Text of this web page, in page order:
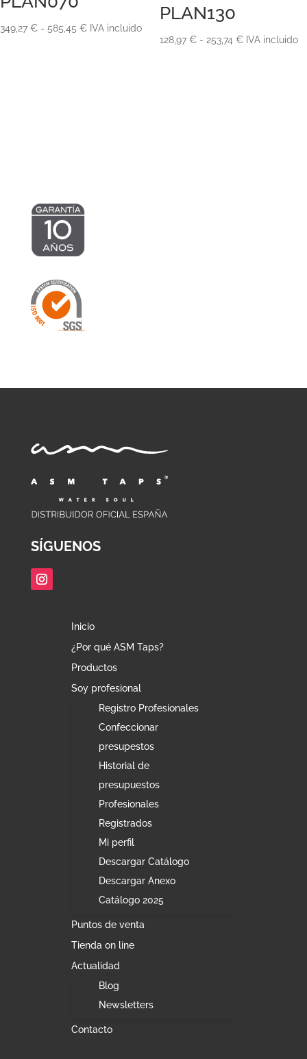
349,27 € - 585,45 €Rango
IVA incluido
PLAN130
128,97 € - 253,74 €Rango
IVA incluido
SÍGUENOS
Inicio
¿Por qué ASM Taps?
Productos
Soy profesional
Registro Profesionales
Confeccionar
presupestos
Historial de
presupuestos
Profesionales
Registrados
Mi perfil
Descargar Catálogo
Descargar Anexo
Catálogo 2025
Puntos de venta
Tienda on line
Actualidad
Blog
Newsletters
Contacto